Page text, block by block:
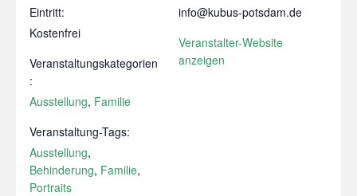
Eintritt:
Kostenfrei
Veranstaltungskategorien
:
Ausstellung, Familie
Veranstaltung-Tags:
Ausstellung,
Behinderung, Familie,
Portraits
info@kubus-potsdam.de
Veranstalter-Website
anzeigen